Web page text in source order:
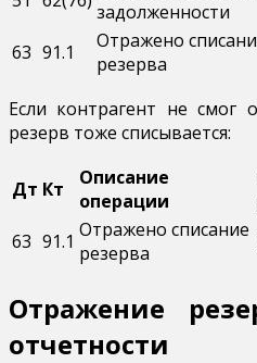
задолженности
63 91.1
Отражено
резерва
Если контрагент не смог
резерв тоже списывается:
Дт Кт
Описание
операции
63 91.1 Отражено списание
резерва
Отражение
отчетности